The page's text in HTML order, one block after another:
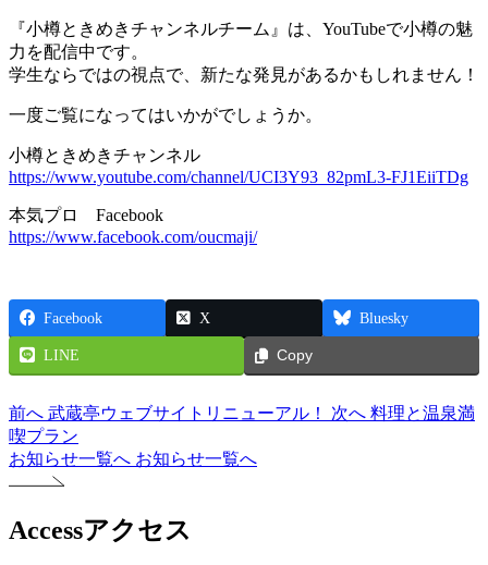
『小樽ときめきチャンネルチーム』は、YouTubeで小樽の魅
力を配信中です。
学生ならではの視点で、新たな発見があるかもしれません！
一度ご覧になってはいかがでしょうか。
小樽ときめきチャンネル
https://www.youtube.com/channel/UCI3Y93_82pmL3-FJ1EiiTDg
本気プロ Facebook
https://www.facebook.com/oucmaji/
Facebook X Bluesky
LINE Copy
前へ 武蔵亭ウェブサイトリニューアル！ 次へ 料理と温泉満
喫プラン
お知らせ一覧へ お知らせ一覧へ
Accessアクセス